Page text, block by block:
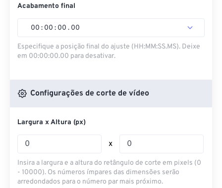
Acabamento final
00 : 00 : 00 . 00
Especifique a posição final do ajuste (HH:MM:SS.MS). Deixe
em 00:00:00.00 para desativar.
Configurações de corte de vídeo
Largura x Altura (px)
x
Insira a largura e a altura do retângulo de corte em pixels (0
- 10000). Os números ímpares das dimensões serão
arredondados para o número par mais próximo.